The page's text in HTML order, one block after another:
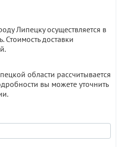
Липецку осуществляется в
Стоимость доставки
области рассчитывается
вы можете уточнить